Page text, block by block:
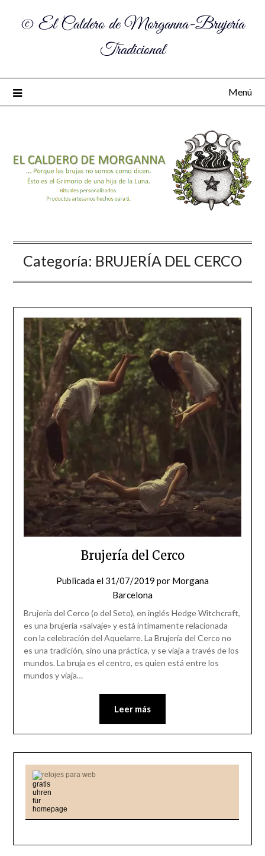
© El Caldero de Morganna-Brujería
Tradicional
Menú
Categoría: BRUJERÍA DEL CERCO
Brujería del Cerco
Publicada el 31/07/2019 por Morgana
Barcelona
Brujería del Cerco (o del Seto), en inglés Hedge Witchcraft,
es una brujería «salvaje» y está íntimamente relacionada
con la celebración del Aquelarre. La Brujería del Cerco no
es una tradición, sino una práctica, y se viaja a través de los
mundos. La bruja es el centro, es quien está entre los
mundos y viaja…
Leer más
relojes para web